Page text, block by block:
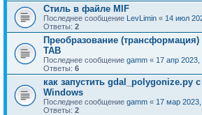
Стиль в файле MIF
Последнее сообщение LevLimin « 14 июл
Ответы: 2
Преобразование
TAB
Последнее сообщение gamm « 17 апр 2023,
Ответы: 6
как запустить gdal_polygonize.py
Windows
Последнее сообщение gamm « 17 мар
Ответы: 2